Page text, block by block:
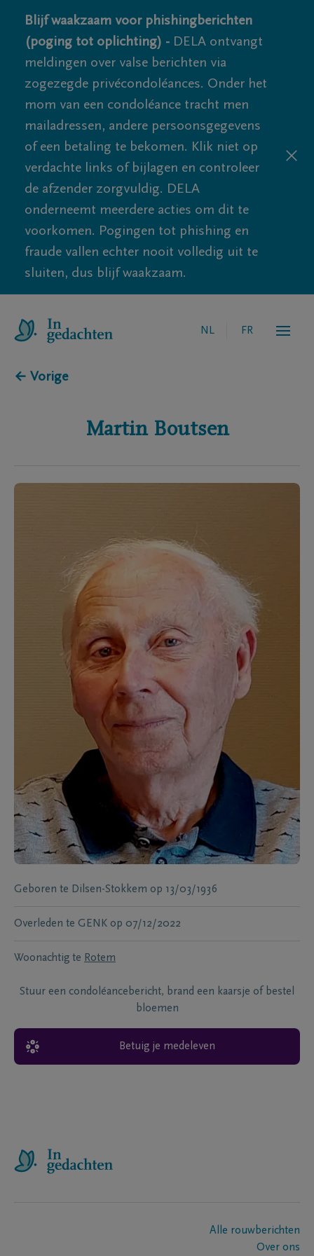
Blijf waakzaam voor phishingberichten
(poging tot oplichting) - DELA ontvangt
meldingen over valse berichten via
zogezegde privécondoléances. Onder het
mom van een condoléance tracht men
mailadressen, andere persoonsgegevens
of een betaling te bekomen. Klik niet op
verdachte links of bijlagen en controleer
de afzender zorgvuldig. DELA
onderneemt meerdere acties om dit te
voorkomen. Pogingen tot phishing en
fraude vallen echter nooit volledig uit te
sluiten, dus blijf waakzaam.
NL FR
← Vorige
Martin Boutsen
Geboren te Dilsen-Stokkem op 13/03/1936
Overleden te GENK op 07/12/2022
Woonachtig te Rotem
Stuur een condoléancebericht, brand een kaarsje of bestel
bloemen
Betuig je medeleven
Alle rouwberichten
Over ons